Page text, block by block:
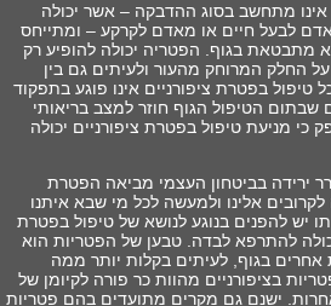
אינו מתחשב בסוג ההדבקה – אשר יכולה
לבעל חיים או מאדם לקרקע – ומתייחס
מתבטאת בגוף. הפטריה יכולה להופיע רק
החלק המרוחק מהעור ולעיתים גם בין
טיפול בפטרת ציפורניים אינו פוגע בתפקוד
הטיפול הגוף חוזר למצב בריאותי
כי מניעת טיפול בפטרת ציפורניים יכולה
ירידה בביטחון העצמי מביאה הפטרת
אלינו ולמעשה לכל מי שבא איתנו
יש להפנים בנוגע לנושא של טיפול בפטרת
להתרפא לבדה. טבען של הפטריות הוא
בגוף, לעיתים בקלות יותר ממה
בציפורניים מהוות כר פורה לקיומן של
ישנם גם מקרים מתועדים בהם פטריות